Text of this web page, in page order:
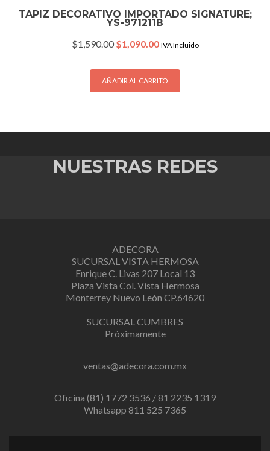
TAPIZ DECORATIVO IMPORTADO SIGNATURE;
YS-971211B
$1,590.00 Original
was:
$1,590.00.
$1,090.00Current
is:
$1,090.00.
IVA Incluido
AÑADIR AL CARRITO
NUESTRAS REDES
ADECORA
SUCURSAL VISTA HERMOSA
Enrique C. Livas 207 Local 13
Plaza Vista Col. Vista Hermosa
Monterrey Nuevo León CP.64620
SUCURSAL CUMBRES
Próximamente
ventas@adecora.com.mx
Oficina (81) 1772 3536 / 81 2235 1319
Whatsapp 811 525 7365